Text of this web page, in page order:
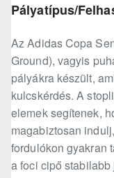
Pályatípus/
Az Adidas Copa
Ground), vagyis
pályákra készült,
kulcskérdés. A
elemek segítenek,
magabiztosan
fordulókon gyakran
a foci cipő stabilabb